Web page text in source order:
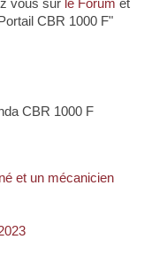
CBR 1000 F"
CBR 1000 F
et un mécanicien